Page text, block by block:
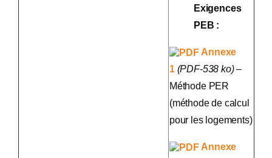
Exigences
PEB :
Annexe
1(PDF-538 ko)–
Méthode PER
(méthode de calcul
pour les logements)
Annexe